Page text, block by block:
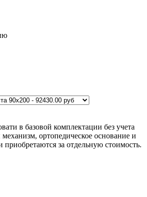
в базовой комплектации без учета
ортопедическое основание и
за отдельную стоимость.